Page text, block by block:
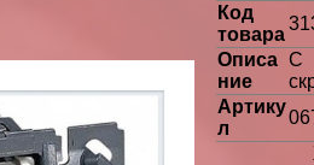
Код
товара
Описа
ние
С
Артику
л